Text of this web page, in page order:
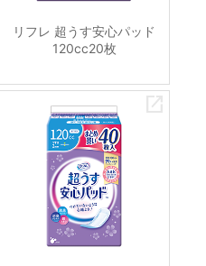
リフレ 超うす安心パッド
120cc20枚